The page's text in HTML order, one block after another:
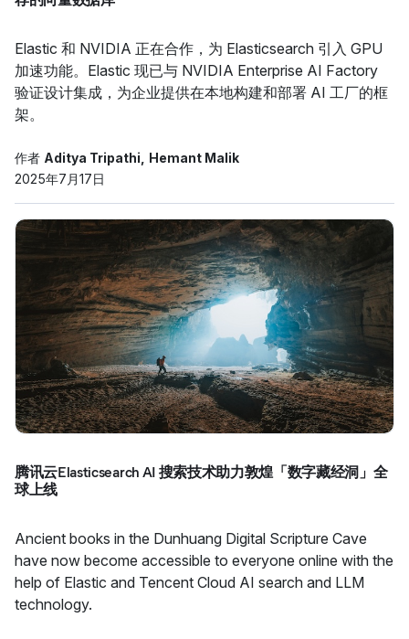
Elastic 和 NVIDIA 正在合作，为 Elasticsearch 引入 GPU
加速功能。Elastic 现已与 NVIDIA Enterprise AI Factory
验证设计集成，为企业提供在本地构建和部署 AI 工厂的框
架。
作者 Aditya Tripathi
Hemant Malik
2025年7月17日
腾讯云Elasticsearch AI 搜索技术助力敦煌「数字藏经洞」全
球上线
Ancient books in the Dunhuang Digital Scripture Cave
have now become accessible to everyone online with the
help of Elastic and Tencent Cloud AI search and LLM
technology.